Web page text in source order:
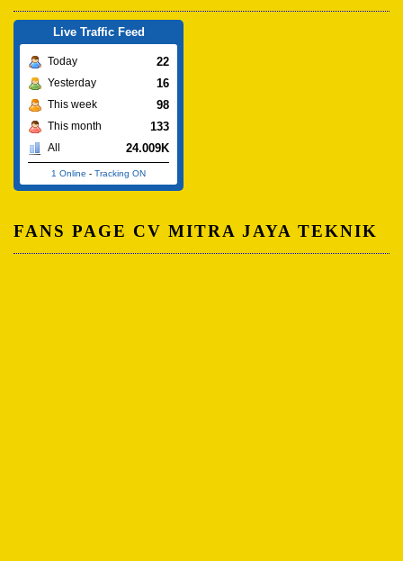
Live Traffic Feed
Today 22
Yesterday 16
This week 98
This month 133
All 24.009K
1 Online - Tracking ON
FANS PAGE CV MITRA JAYA TEKNIK